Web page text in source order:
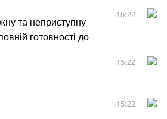
та неприступну
готовності до
15:22
15:22
15:22